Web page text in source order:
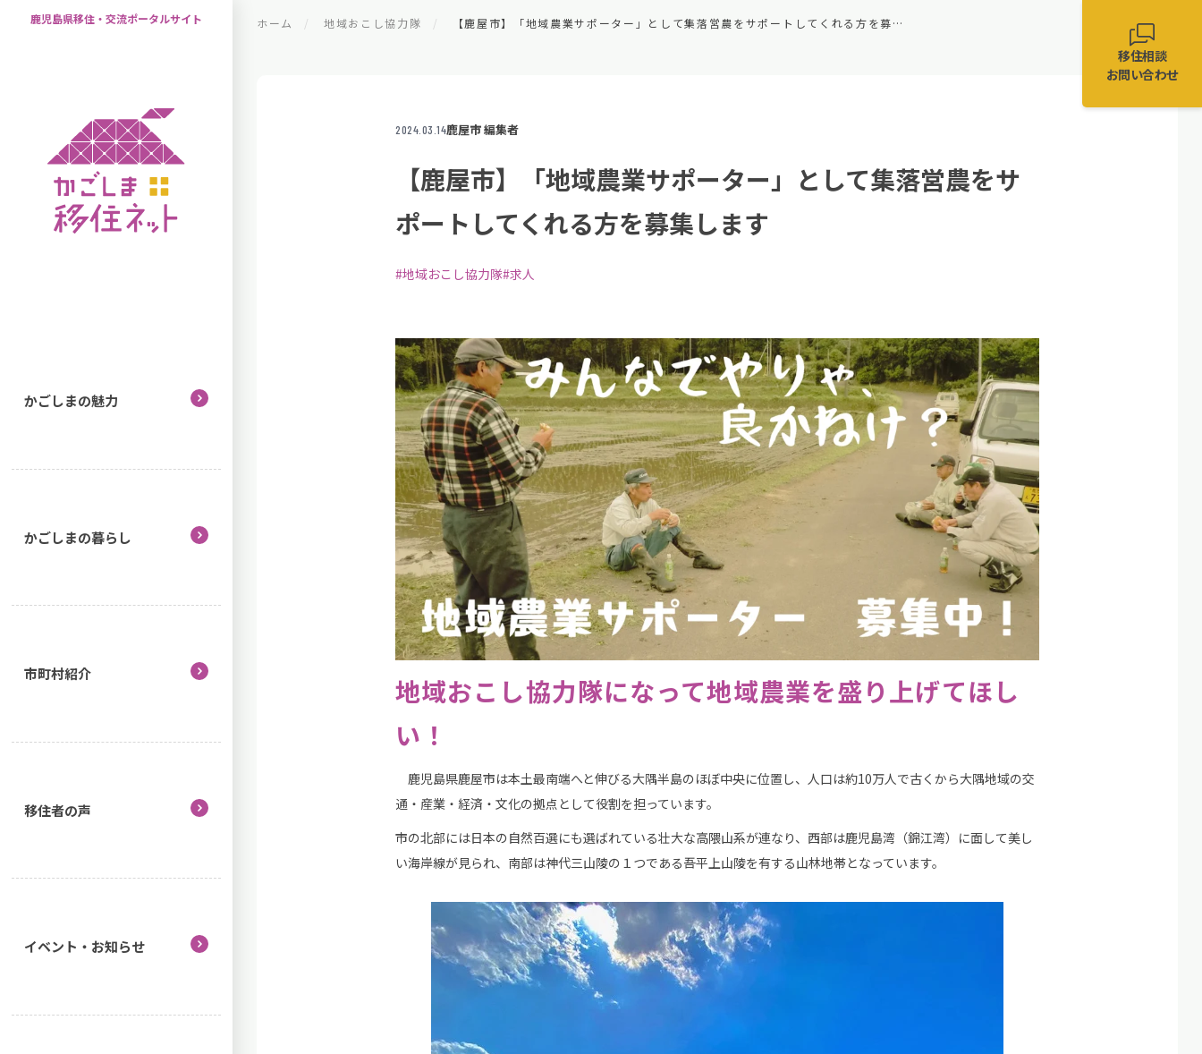
移住相談
お問い合わせ
鹿児島県移住・交流ポータルサイト
かごしまの魅力
かごしまの暮らし
市町村紹介
移住者の声
イベント・お知らせ
ホーム 地域おこし協力隊 【鹿屋市】「地域農業サポーター」として集落営農をサポートしてくれる方を募集します
2024.03.14鹿屋市 編集者
【鹿屋市】「地域農業サポーター」として集落営農をサ
ポートしてくれる方を募集します
#地域おこし協力隊#求人
地域おこし協力隊になって地域農業を盛り上げてほし
い！
鹿児島県鹿屋市は本土最南端へと伸びる大隅半島のほぼ中央に位置し、人口は約10万人で古くから大隅地域の交
通・産業・経済・文化の拠点として役割を担っています。
市の北部には日本の自然百選にも選ばれている壮大な高隈山系が連なり、西部は鹿児島湾（錦江湾）に面して美し
い海岸線が見られ、南部は神代三山陵の１つである吾平上山陵を有する山林地帯となっています。